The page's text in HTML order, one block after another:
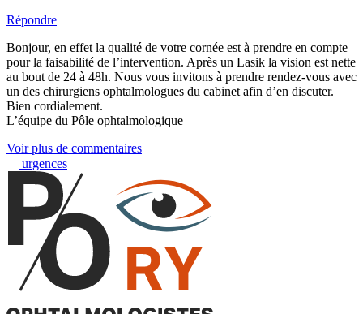
Répondre
Bonjour, en effet la qualité de votre cornée est à prendre en compte
pour la faisabilité de l’intervention. Après un Lasik la vision est nette
au bout de 24 à 48h. Nous vous invitons à prendre rendez-vous avec
un des chirurgiens ophtalmologues du cabinet afin d’en discuter.
Bien cordialement.
L’équipe du Pôle ophtalmologique
Voir plus de commentaires
urgences